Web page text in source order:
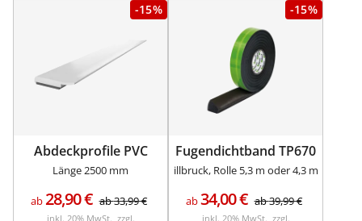
-15%
Abdeckprofile PVC
Länge 2500 mm
ab28,90€ ab33,99€
inkl. 20% MwSt., zzgl.
-15%
Fugendichtband TP670
illbruck, Rolle 5,3 m oder 4,3 m
ab34,00€ ab39,99€
inkl. 20% MwSt., zzgl.